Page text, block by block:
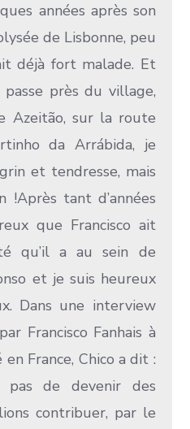
années après son
de Lisbonne, peu
déjà fort malade. Et
passe près du village,
Azeitão, sur la route
da Arrábida, je
et tendresse, mais
!Après tant d’années
que Francisco ait
qu’il a au sein de
et je suis heureux
Dans une interview
Francisco Fanhais à
France, Chico a dit :
pas de devenir des
contribuer, par le